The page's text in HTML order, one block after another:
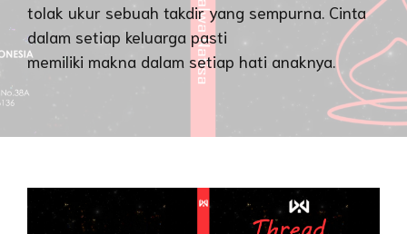
tolak ukur sebuah takdir yang sempurna. Cinta
dalam setiap keluarga pasti
memiliki makna dalam setiap hati anaknya.